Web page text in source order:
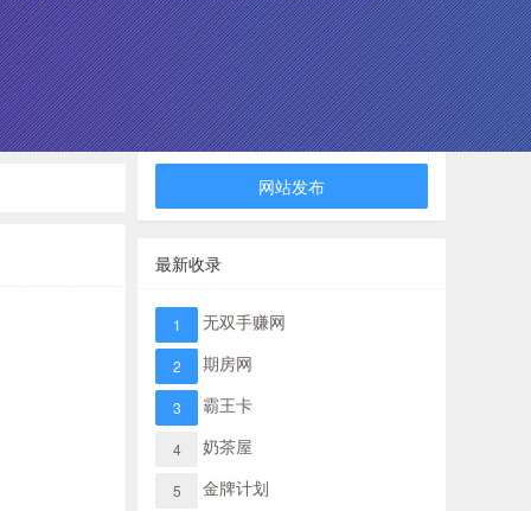
网站发布
最新收录
1 无双手赚网
2 期房网
3 霸王卡
4 奶茶屋
5 金牌计划